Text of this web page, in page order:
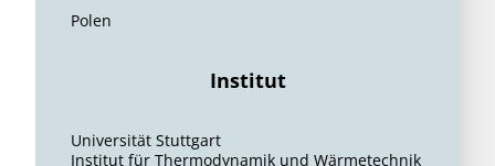
Polen
Institut
Universität Stuttgart
Institut für Thermodynamik und Wärmetechnik